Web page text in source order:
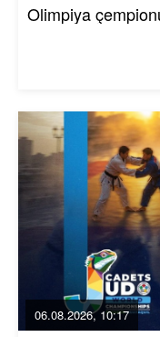
Olimpiya
06.08.2026, 10:17